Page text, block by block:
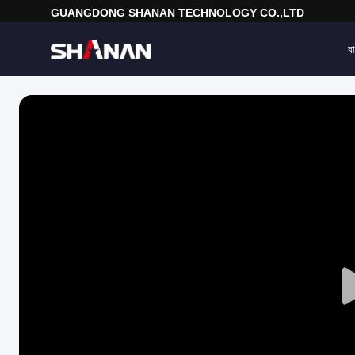
GUANGDONG SHANAN TECHNOLOGY CO.,LTD